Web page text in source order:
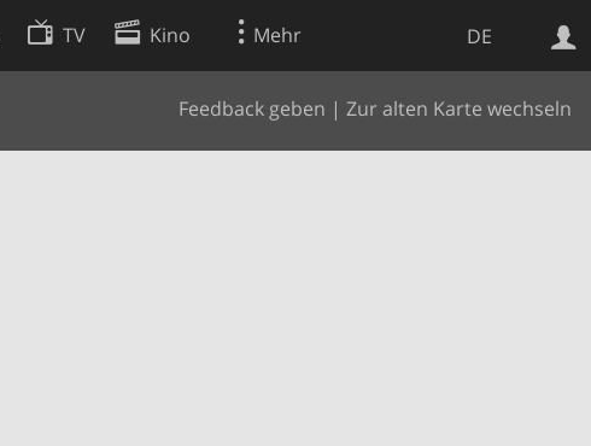
DE
TV Kino Mehr
Feedback geben | Zur alten Karte wechseln
Websuche